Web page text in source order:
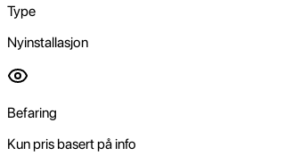
Type
Nyinstallasjon
Befaring
Kun pris basert på info